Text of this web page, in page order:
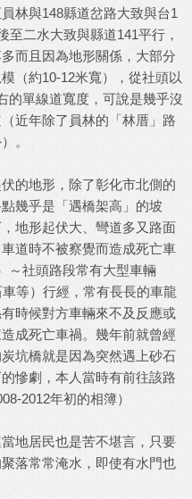
林與148縣道岔路大致與台1
至二水大致與縣道141平行，
而且因為地形關係，大部分
（約10-12米寬），從社頭以
的單線道寬度，可說是幾乎沒
近年除了員林的「林厝」路
。
的地形，除了彰化市北側的
幾乎是「遇橋架高」的坡
地形起伏大、彎道多又路面
道時不被察覺而造成死亡車
～社頭路段常有大型車輛
車等）行經，常有長長的車龍
時候對方車輛來不及反應或
成死亡車禍。幾年前就曾經
坑橋就是因為突然遇上砂石
慘劇，本人當時有前往該路
2012年初的相簿）
地居民也是苦不堪言，只要
落常常淹水，即使有水門也